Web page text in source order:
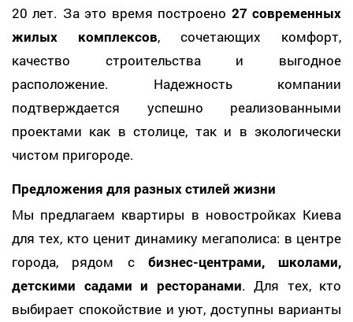
20 лет. За это время построено 27 современных
жилых комплексов, сочетающих комфорт,
качество строительства и выгодное
расположение. Надежность компании
подтверждается успешно реализованными
проектами как в столице, так и в экологически
чистом пригороде.
Предложения для разных стилей жизни
Мы предлагаем квартиры в новостройках Киева
для тех, кто ценит динамику мегаполиса: в центре
города, рядом с бизнес-центрами, школами,
детскими садами и ресторанами. Для тех, кто
выбирает спокойствие и уют, доступны варианты